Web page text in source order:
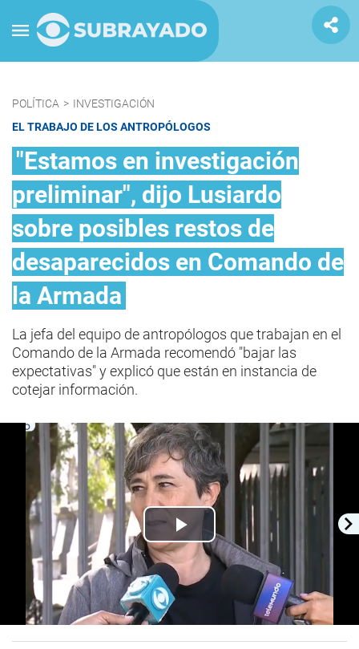
POLÍTICA > INVESTIGACIÓN
EL TRABAJO DE LOS ANTROPÓLOGOS
"Estamos en investigación
preliminar", dijo Lusiardo
sobre posibles restos de
desaparecidos en Comando de
la Armada
La jefa del equipo de antropólogos que trabajan en el
Comando de la Armada recomendó "bajar las
expectativas" y explicó que están en instancia de
cotejar información.
Play
Video